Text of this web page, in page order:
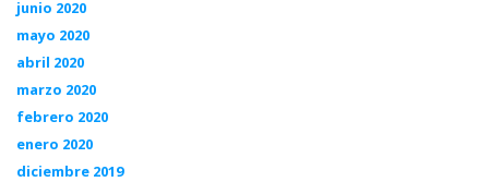
junio 2020
mayo 2020
abril 2020
marzo 2020
febrero 2020
enero 2020
diciembre 2019